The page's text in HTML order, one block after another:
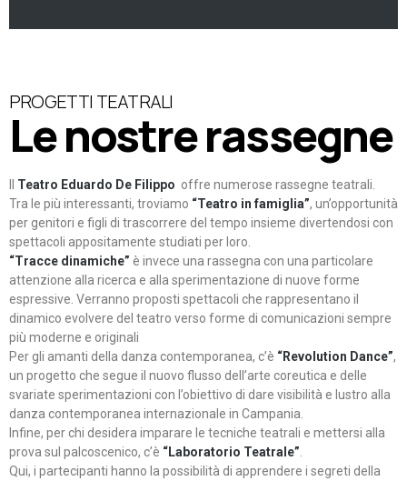
PROGETTI TEATRALI
Le nostre rassegne
Teatro Eduardo De Filippo offre numerose rassegne teatrali.
Tra le più interessanti, troviamo “Teatro in famiglia”, un’opportunità
per genitori e figli di trascorrere del tempo insieme divertendosi con
spettacoli appositamente studiati per loro.
“Tracce dinamiche” è invece una rassegna con una particolare
attenzione alla ricerca e alla sperimentazione di nuove forme
espressive. Verranno proposti spettacoli che rappresentano il
dinamico evolvere del teatro verso forme di comunicazioni sempre
più moderne e originali
Per gli amanti della danza contemporanea, c’è “Revolution Dance”,
un progetto che segue il nuovo flusso dell’arte coreutica e delle
svariate sperimentazioni con l’obiettivo di dare visibilità e lustro alla
danza contemporanea internazionale in Campania.
Infine, per chi desidera imparare le tecniche teatrali e mettersi alla
prova sul palcoscenico, c’è “Laboratorio Teatrale”
Qui, i partecipanti hanno la possibilità di apprendere i segreti della